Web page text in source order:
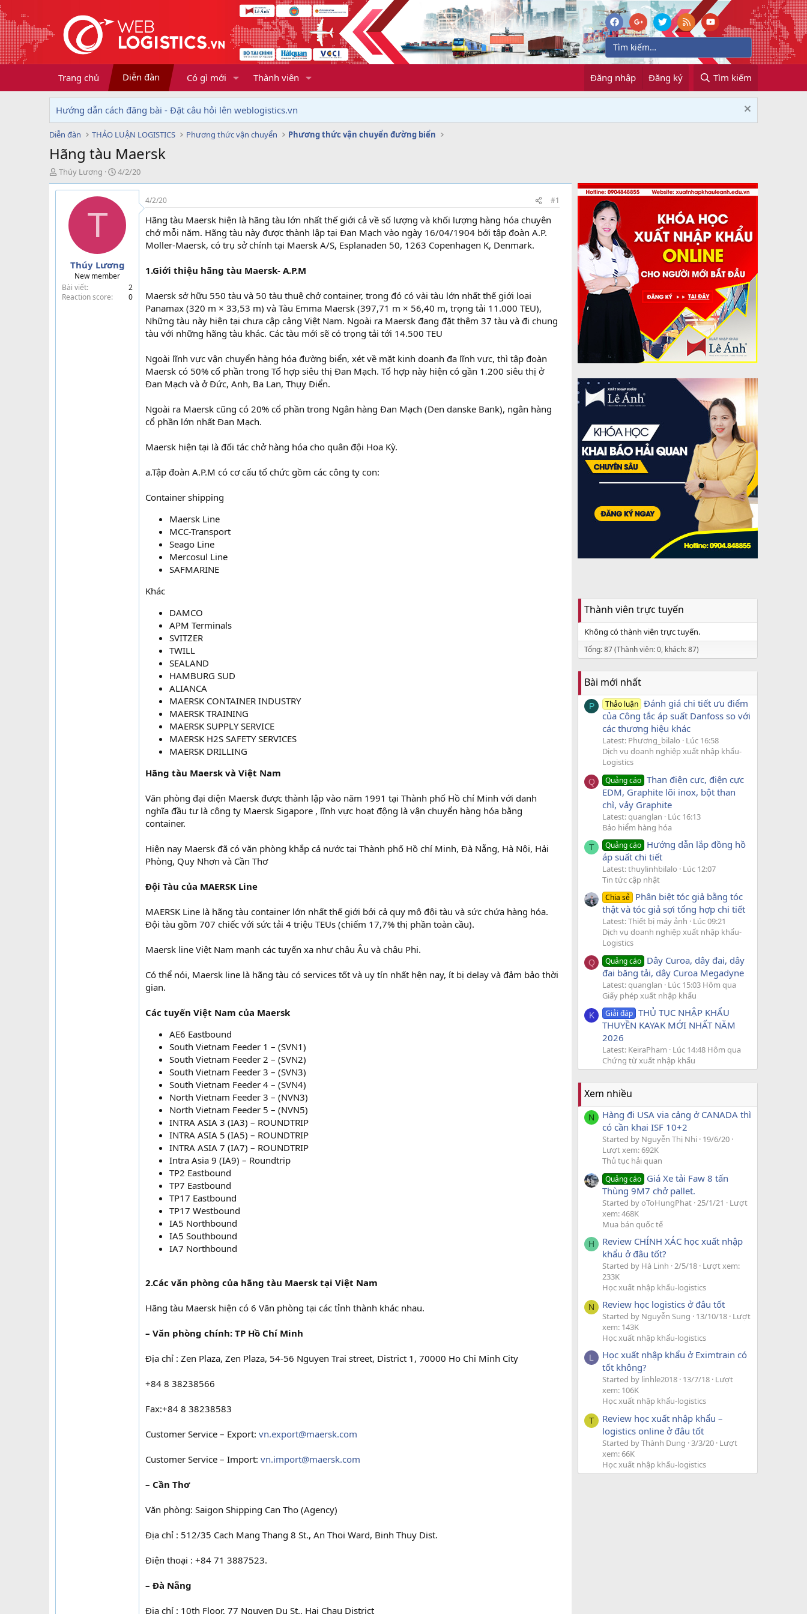
Trang chủ Diễn đàn Có gì mới Thành viên Đăng nhập Đăng ký Tìm kiếm
Hướng dẫn cách đăng bài - Đặt câu hỏi lên weblogistics.vn
Diễn đàn THẢO LUẬN LOGISTICS Phương thức vận chuyển Phương thức vận chuyển đường biển
Hãng tàu Maersk
T
h
r
Thúy Lương
N
g
à
y
4/2/20
T
Thúy Lương
New member
Bài viết
2
Reaction score
0
4/2/20 #1
Hãng tàu Maersk hiện là hãng tàu lớn nhất thế giới cả về số lượng và khối lượng hàng hóa chuyên
chở mỗi năm. Hãng tàu này được thành lập tại Đan Mạch vào ngày 16/04/1904 bởi tập đoàn A.P.
Moller-Maersk, có trụ sở chính tại Maersk A/S, Esplanaden 50, 1263 Copenhagen K, Denmark.
1.Giới thiệu hãng tàu Maersk- A.P.M
Maersk sở hữu 550 tàu và 50 tàu thuê chở container, trong đó có vài tàu lớn nhất thế giới loại
Panamax (320 m × 33,53 m) và Tàu Emma Maersk (397,71 m × 56,40 m, trọng tải 11.000 TEU),
Những tàu này hiện tại chưa cập cảng Việt Nam. Ngoài ra Maersk đang đặt thêm 37 tàu và đi chung
tàu với những hãng tàu khác. Các tàu mới sẽ có trọng tải tới 14.500 TEU
Ngoài lĩnh vực vận chuyển hàng hóa đường biển, xét về mặt kinh doanh đa lĩnh vực, thì tập đoàn
Maersk có 50% cổ phần trong Tổ hợp siêu thị Đan Mạch. Tổ hợp này hiện có gần 1.200 siêu thị ở
Đan Mạch và ở Đức, Anh, Ba Lan, Thụy Điển.
Ngoài ra Maersk cũng có 20% cổ phần trong Ngân hàng Đan Mạch (Den danske Bank), ngân hàng
cổ phần lớn nhất Đan Mạch.
Maersk hiện tại là đối tác chở hàng hóa cho quân đội Hoa Kỳ.
a.Tập đoàn A.P.M có cơ cấu tổ chức gồm các công ty con:
Container shipping
Maersk Line
MCC-Transport
Seago Line
Mercosul Line
SAFMARINE
Khác
DAMCO
APM Terminals
SVITZER
TWILL
SEALAND
HAMBURG SUD
ALIANCA
MAERSK CONTAINER INDUSTRY
MAERSK TRAINING
MAERSK SUPPLY SERVICE
MAERSK H2S SAFETY SERVICES
MAERSK DRILLING
Hãng tàu Maersk và Việt Nam
Văn phòng đại diện Maersk được thành lập vào năm 1991 tại Thành phố Hồ chí Minh với danh
nghĩa đầu tư là công ty Maersk Sigapore , lĩnh vực hoạt động là vận chuyển hàng hóa bằng
container.
Hiện nay Maersk đã có văn phòng khắp cả nước tại Thành phố Hồ chí Minh, Đà Nẵng, Hà Nội, Hải
Phòng, Quy Nhơn và Cần Thơ
Đội Tàu của MAERSK Line
MAERSK Line là hãng tàu container lớn nhất thế giới bởi cả quy mô đội tàu và sức chứa hàng hóa.
Đội tàu gồm 707 chiếc với sức tải 4 triệu TEUs (chiếm 17,7% thị phần toàn cầu).
Maersk line Việt Nam mạnh các tuyến xa như châu Âu và châu Phi.
Có thể nói, Maersk line là hãng tàu có services tốt và uy tín nhất hện nay, ít bị delay và đảm bảo thời
gian.
Các tuyến Việt Nam của Maersk
AE6 Eastbound
South Vietnam Feeder 1 – (SVN1)
South Vietnam Feeder 2 – (SVN2)
South Vietnam Feeder 3 – (SVN3)
South Vietnam Feeder 4 – (SVN4)
North Vietnam Feeder 3 – (NVN3)
North Vietnam Feeder 5 – (NVN5)
INTRA ASIA 3 (IA3) – ROUNDTRIP
INTRA ASIA 5 (IA5) – ROUNDTRIP
INTRA ASIA 7 (IA7) – ROUNDTRIP
Intra Asia 9 (IA9) – Roundtrip
TP2 Eastbound
TP7 Eastbound
TP17 Eastbound
TP17 Westbound
IA5 Northbound
IA5 Southbound
IA7 Northbound
2.Các văn phòng của hãng tàu Maersk tại Việt Nam
Hãng tàu Maersk hiện có 6 Văn phòng tại các tỉnh thành khác nhau.
– Văn phòng chính: TP Hồ Chí Minh
Địa chỉ : Zen Plaza, Zen Plaza, 54-56 Nguyen Trai street, District 1, 70000 Ho Chi Minh City
+84 8 38238566
Fax:+84 8 38238583
Customer Service – Export: vn.export@maersk.com
Customer Service – Import: vn.import@maersk.com
– Cần Thơ
Văn phòng: Saigon Shipping Can Tho (Agency)
Địa chỉ : 512/35 Cach Mang Thang 8 St., An Thoi Ward, Binh Thuy Dist.
Điện thoại : +84 71 3887523.
– Đà Nẵng
Địa chỉ : 10th Floor, 77 Nguyen Du St., Hai Chau District
Thành viên trực tuyến
Không có thành viên trực tuyến.
Tổng: 87 (Thành viên: 0, khách: 87)
Bài mới nhất
P Thảo luận Đánh giá chi tiết ưu điểm
của Công tắc áp suất Danfoss so với
các thương hiệu khác
Latest: Phương_bilalo
Lúc 16:58
Dịch vụ doanh nghiệp xuất nhập khẩu-
Logistics
Q Quảng cáo Than điện cực, điện cực
EDM, Graphite lõi inox, bột than
chì, vảy Graphite
Latest: quanglan
Lúc 16:13
Bảo hiểm hàng hóa
T Quảng cáo Hướng dẫn lắp đồng hồ
áp suất chi tiết
Latest: thuylinhbilalo
Lúc 12:07
Tin tức cập nhật
Chia sẻ Phân biệt tóc giả bằng tóc
thật và tóc giả sợi tổng hợp chi tiết
Latest: Thiết bị máy ảnh
Lúc 09:21
Dịch vụ doanh nghiệp xuất nhập khẩu-
Logistics
Q Quảng cáo Dây Curoa, dây đai, dây
đai băng tải, dây Curoa Megadyne
Latest: quanglan
Lúc 15:03 Hôm qua
Giấy phép xuất nhập khẩu
K Giải đáp THỦ TỤC NHẬP KHẨU
THUYỀN KAYAK MỚI NHẤT NĂM
2026
Latest: KeiraPham
Lúc 14:48 Hôm qua
Chứng từ xuất nhập khẩu
Xem nhiều
N
Hàng đi USA via cảng ở CANADA thì
có cần khai ISF 10+2
Started by Nguyễn Thị Nhi 19/6/20
Lượt xem: 692K
Thủ tục hải quan
Quảng cáo Giá Xe tải Faw 8 tấn
Thùng 9M7 chở pallet.
Started by oToHungPhat 25/1/21
Lượt
xem: 468K
Mua bán quốc tế
H
Review CHÍNH XÁC học xuất nhập
khẩu ở đâu tốt?
Started by Hà Linh 2/5/18 Lượt xem:
233K
Học xuất nhập khẩu-logistics
N Review học logistics ở đâu tốt
Started by Nguyễn Sung 13/10/18 Lượt
xem: 143K
Học xuất nhập khẩu-logistics
L
Học xuất nhập khẩu ở Eximtrain có
tốt không?
Started by linhle2018 13/7/18 Lượt
xem: 106K
Học xuất nhập khẩu-logistics
T
Review học xuất nhập khẩu –
logistics online ở đâu tốt
Started by Thành Dung 3/3/20 Lượt
xem: 66K
Học xuất nhập khẩu-logistics